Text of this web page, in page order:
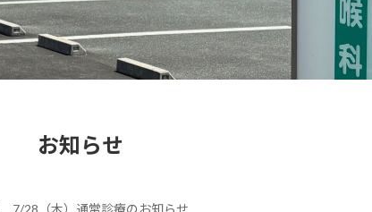
お知らせ